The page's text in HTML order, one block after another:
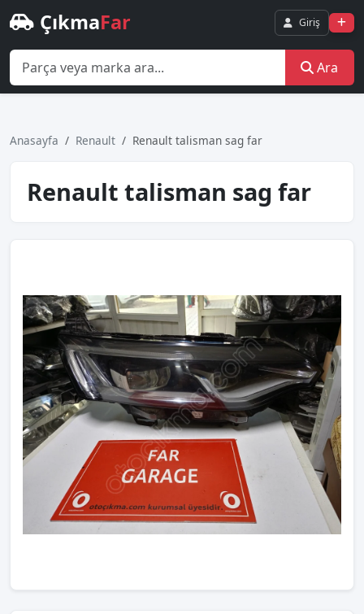
ÇıkmaFar Giriş
Ara
Anasayfa Renault Renault talisman sag far
Renault talisman sag far